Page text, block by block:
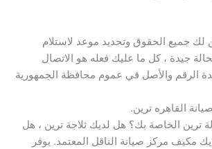
لك جميع الحقوق وتحديد موعد لاستلام
بحالة جيدة ، كل ما عليك فعله هو الاتصال
الرقم والأصل في عموم محافظة الجمهورية
القاهره ترين.
الخاصة بك؟ هل لديك ثلاجة ترين ، هل
مكيف مركز صيانة الناقل المعتمد. يوفر